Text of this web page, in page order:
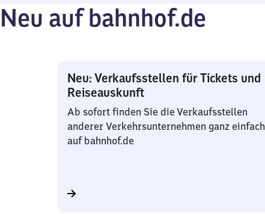
Neu auf bahnhof.de
Neu: Verkaufsstellen für Tickets und
Reiseauskunft
Ab sofort finden Sie die Verkaufsstellen
anderer Verkehrsunternehmen ganz einfach
auf bahnhof.de